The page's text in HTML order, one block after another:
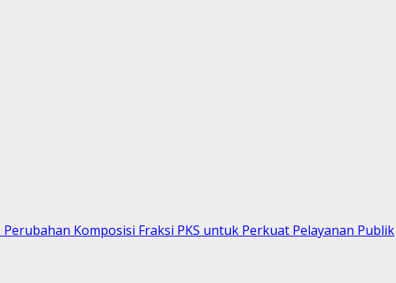
Perubahan Komposisi Fraksi PKS untuk Perkuat Pelayanan Publik